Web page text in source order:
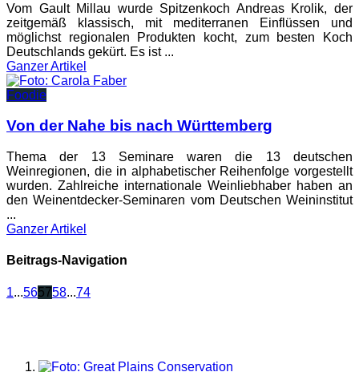
Vom Gault Millau wurde Spitzenkoch Andreas Krolik, der
zeitgemäß klassisch, mit mediterranen Einflüssen und
möglichst regionalen Produkten kocht, zum besten Koch
Deutschlands gekürt. Es ist ...
GanzerArtikel
Foodie
Von der Nahe bis nach Württemberg
Thema der 13 Seminare waren die 13 deutschen
Weinregionen, die in alphabetischer Reihenfolge vorgestellt
wurden. Zahlreiche internationale Weinliebhaber haben an
den Weinentdecker-Seminaren vom Deutschen Weininstitut
...
GanzerArtikel
Beitrags-Navigation
1...565758...74